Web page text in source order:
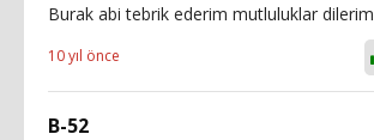
Burak abi tebrik ederim mutluluklar dilerim
10 yıl önce
B-52